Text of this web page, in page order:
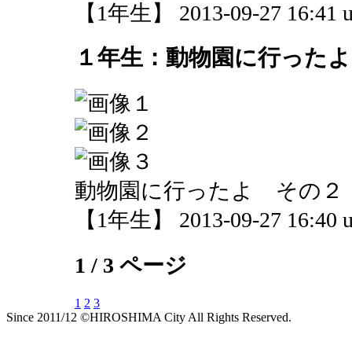
【1年生】 2013-09-27 16:41
１年生：動物園に行った
動物園に行ったよ その２
【1年生】 2013-09-27 16:40
1 / 3 ページ
1 2 3
Since 2011/12 ©HIROSHIMA City All Rights Reserved.